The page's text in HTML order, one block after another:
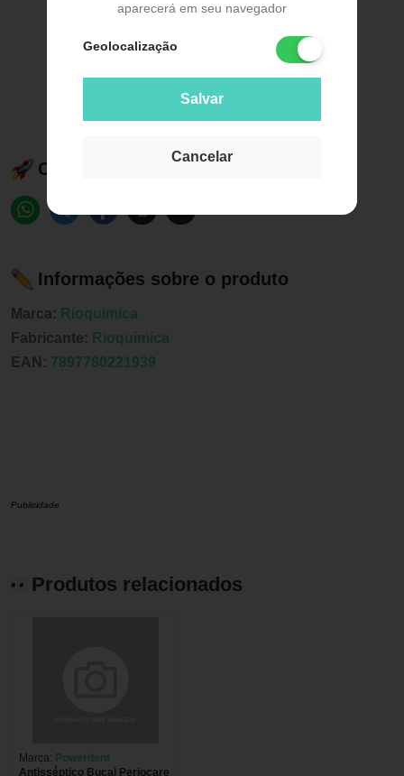
aparecerá em seu navegador
Geolocalização
Salvar
Cancelar
Compartilhe esse produto:
Informações sobre o produto
Marca: Rioquimica
Fabricante: Rioquimica
EAN: 7897780221939
Publicidade
Produtos relacionados
Marca: Powerdent
Antisséptico Bucal Periocare